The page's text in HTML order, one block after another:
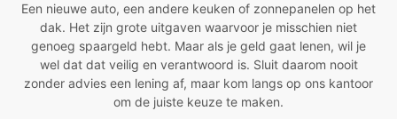
Een nieuwe auto, een andere keuken of zonnepanelen op het
dak. Het zijn grote uitgaven waarvoor je misschien niet
genoeg spaargeld hebt. Maar als je geld gaat lenen, wil je
wel dat dat veilig en verantwoord is. Sluit daarom nooit
zonder advies een lening af, maar kom langs op ons kantoor
om de juiste keuze te maken.